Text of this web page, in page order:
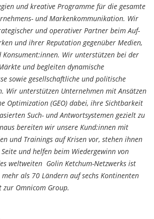
und kreative Programme für die gesamte
und Markenkommunikation. Wir
und operativer Partner beim Auf-
und ihrer Reputation gegenüber Medien,
Wir unterstützen bei der
und begleiten dynamische
sowie gesellschaftliche und politische
Wir unterstützen Unternehmen mit Ansätzen
Optimization (GEO) dabei, ihre Sichtbarkeit
Such- und Antwortsystemen gezielt zu
bereiten wir unsere Kund:innen mit
und Trainings auf Krisen vor, stehen ihnen
und helfen beim Wiedergewinn von
weltweiten Golin Ketchum-Netzwerks ist
als 70 Ländern auf sechs Kontinenten
Omnicom Group.